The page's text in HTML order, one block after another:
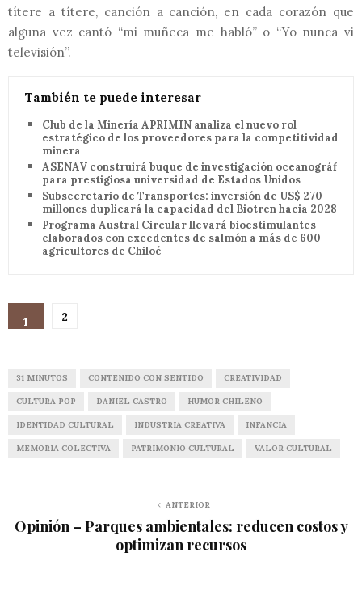
títere a títere, canción a canción, en cada corazón que
alguna vez cantó “mi muñeca me habló” o “Yo nunca vi
televisión”.
También te puede interesar
Club de la Minería APRIMIN analiza el nuevo rol
estratégico de los proveedores para la competitividad
minera
ASENAV construirá buque de investigación oceanográfica
para prestigiosa universidad de Estados Unidos
Subsecretario de Transportes: inversión de US$ 270
millones duplicará la capacidad del Biotren hacia 2028
Programa Austral Circular llevará bioestimulantes
elaborados con excedentes de salmón a más de 600
agricultores de Chiloé
1 2
31 MINUTOS CONTENIDO CON SENTIDO CREATIVIDAD
CULTURA POP DANIEL CASTRO HUMOR CHILENO
IDENTIDAD CULTURAL INDUSTRIA CREATIVA INFANCIA
MEMORIA COLECTIVA PATRIMONIO CULTURAL VALOR CULTURAL
ANTERIOR
Opinión – Parques ambientales: reducen costos y
optimizan recursos